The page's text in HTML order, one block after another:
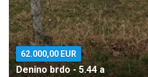
62.000,00 EUR
Denino brdo - 5.44 a